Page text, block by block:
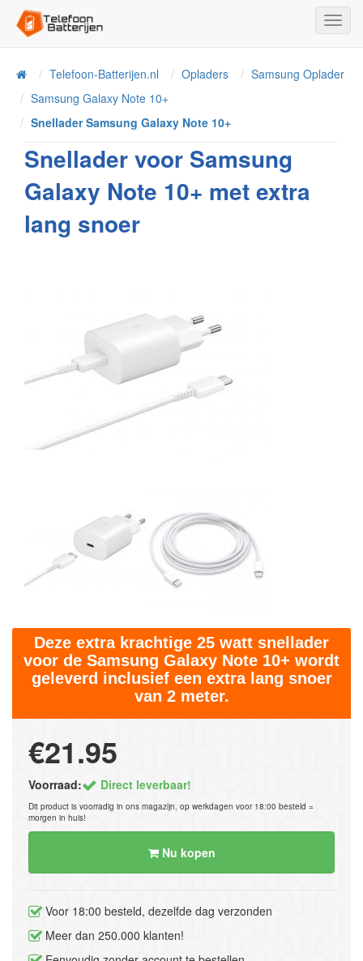
HomeTelefoon-Batterijen.nl Opladers
Samsung Oplader
Samsung Galaxy Note 10+
Snellader Samsung Galaxy Note 10+
Snellader voor Samsung
Galaxy Note 10+ met extra
lang snoer
Deze extra krachtige 25 watt snellader
voor de Samsung Galaxy Note 10+ wordt
geleverd inclusief een extra lang snoer
van 2 meter.
€21.95
Voorraad: Direct leverbaar!
Dit product is voorradig in ons magazijn, op werkdagen voor 18:00 besteld =
morgen in huis!
Nu kopen
Voor 18:00 besteld, dezelfde dag verzonden
Meer dan 250.000 klanten!